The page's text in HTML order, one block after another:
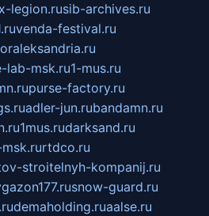
x-legion.rusib-archives.ru
venda-festival.ru
lab-msk.ru1-mus.ru
purse-factory.ru
adler-jun.rubandamn.ru
1mus.rudarksand.ru
rtdco.ru
stroitelnyh-kompanij.ru
snow-guard.ru
demaholding.ruaalse.ru